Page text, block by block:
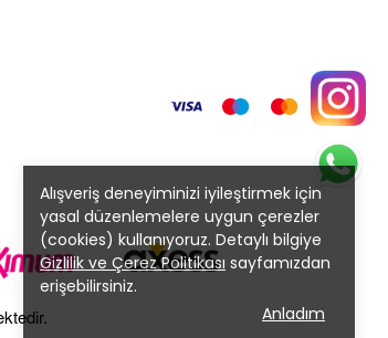
Alışveriş deneyiminizi iyileştirmek için
yasal düzenlemelere uygun çerezler
(cookies) kullanıyoruz. Detaylı bilgiye
Gizlilik ve Çerez Politikası sayfamızdan
erişebilirsiniz.
Anladım